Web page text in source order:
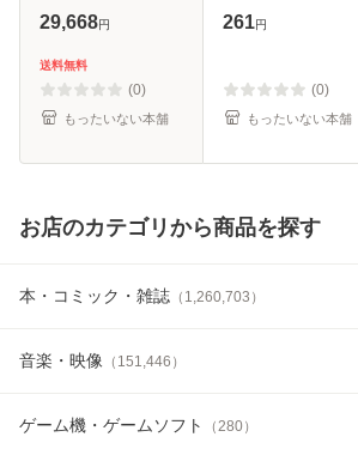
X文庫） / 篠原 美
【メール便送料無
料】
29,668円
送料無料
(0)
もったいない本舗
[文庫]【メール便送
261円
(0)
もったいない本舗
お店のカテゴリから商品を探す
本・コミック・雑誌 （ 1,260,703 ）
音楽・映像 （ 151,446 ）
ゲーム機・ゲームソフト （280）